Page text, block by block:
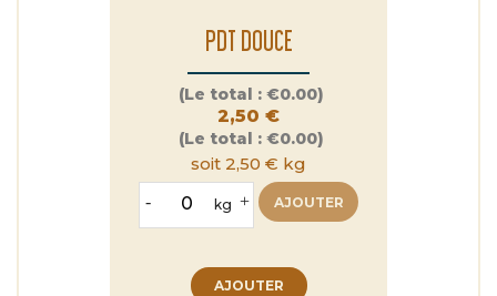
PDT DOUCE
Prix
(Le total : €0.00)
2,50 €
(Le total : €0.00)
soit 2,50 € kg
- kg + AJOUTER
AJOUTER